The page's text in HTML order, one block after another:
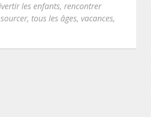
les enfants, rencontrer
, tous les âges, vacances,